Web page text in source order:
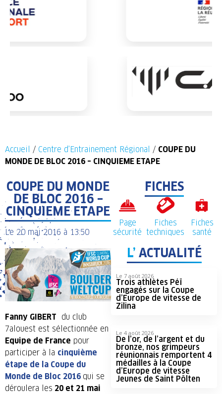
Accueil / Centre d’Entrainement Régional / COUPE DU
MONDE DE BLOC 2016 – CINQUIEME ETAPE
COUPE DU MONDE
DE BLOC 2016 –
CINQUIEME ETAPE
Le 20 mai 2016 à 13:50
Fanny GIBERT du club
7alouest est sélectionnée en
Equipe de France pour
participer à la cinquième
étape de la Coupe du
Monde de Bloc 2016 qui se
déroulera les 20 et 21 mai
FICHES
Page
sécurité
Fiches
techniques
Fiches
santé
L’ ACTUALITÉ
Le 7 août 2026
Trois athlètes Péï
engagés sur la Coupe
d’Europe de vitesse de
Zilina
Le 4 août 2026
De l’or, de l’argent et du
bronze, nos grimpeurs
réunionnais remportent 4
médailles à la Coupe
d’Europe de vitesse
Jeunes de Saint Pölten